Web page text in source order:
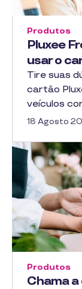
Pluxee
usar o
Produtos
Tire suas
cartão
veículos
18 Agosto
Chama a
Produtos